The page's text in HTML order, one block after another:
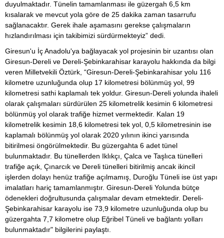
duyulmaktadır. Tünelin tamamlanması ile güzergah 6,5 km
kısalarak ve mevcut yola göre de 25 dakika zaman tasarrufu
sağlanacaktır. Gerek ihale aşamasını gerekse çalışmaların
hızlandırılması için takibimizi sürdürmekteyiz” dedi.
Giresun'u İç Anadolu'ya bağlayacak yol projesinin bir uzantısı olan
Giresun-Dereli ve Dereli-Şebinkarahisar karayolu hakkında da bilgi
veren Milletvekili Öztürk, “Giresun-Dereli-Şebinkarahisar yolu 116
kilometre uzunluğunda olup 17 kilometresi bölünmüş yol, 99
kilometresi sathi kaplamalı tek yoldur. Giresun-Dereli yolunda ihaleli
olarak çalışmaları sürdürülen 25 kilometrelik kesimin 6 kilometresi
bölünmüş yol olarak trafiğe hizmet vermektedir. Kalan 19
kilometrelik kesimin 18,6 kilometresi tek yol, 0,5 kilometresinin ise
kaplamalı bölünmüş yol olarak 2020 yılının ikinci yarısında
bitirilmesi öngörülmektedir. Bu güzergahta 6 adet tünel
bulunmaktadır. Bu tünellerden Iklıkçı, Çalca ve Taşlıca tünelleri
trafiğe açık, Çınarcık ve Dereli tünelleri bitirilmiş ancak ikincil
işlerden dolayı henüz trafiğe açılmamış, Duroğlu Tüneli ise üst yapı
imalatları hariç tamamlanmıştır. Giresun-Dereli Yolunda bütçe
ödenekleri doğrultusunda çalışmalar devam etmektedir. Dereli-
Şebinkarahisar karayolu ise 73,9 kilometre uzunluğunda olup bu
güzergahta 7,7 kilometre olup Eğribel Tüneli ve bağlantı yolları
bulunmaktadır" bilgilerini paylaştı.